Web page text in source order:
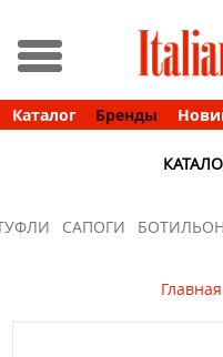
Каталог Бренды
САПОГИ
Главная